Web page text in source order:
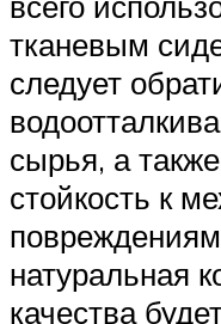
тканевым
следует
сырья, а
стойкость к
натуральная
качества